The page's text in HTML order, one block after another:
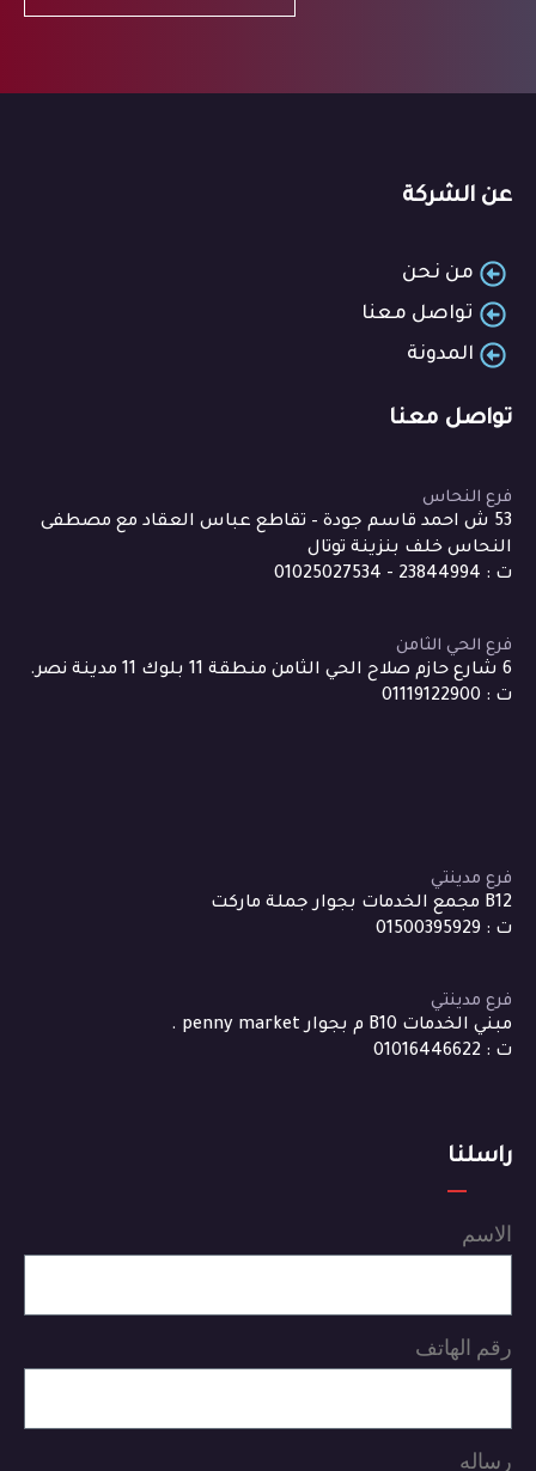
عن الشركة
من نحن
تواصل معنا
المدونة
تواصل معنا
فرع النحاس
53 ش احمد قاسم جودة – تقاطع عباس العقاد مع مصطفى
النحاس خلف بنزينة توتال
ت : 23844994 - 01025027534
فرع الحي الثامن
6 شارع حازم صلاح الحي الثامن منطقة 11 بلوك 11 مدينة نصر.
ت : 01119122900
فرع مدينتي
B12 مجمع الخدمات بجوار جملة ماركت
ت : 01500395929
فرع مدينتي
مبني الخدمات B10 م بجوار penny market .
ت : 01016446622
راسلنا
الاسم
رقم الهاتف
رساله